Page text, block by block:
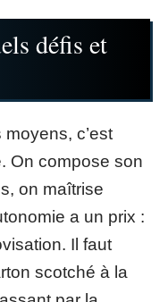
défis et
c’est
On compose son
on maîtrise
a un prix :
Il faut
scotché à la